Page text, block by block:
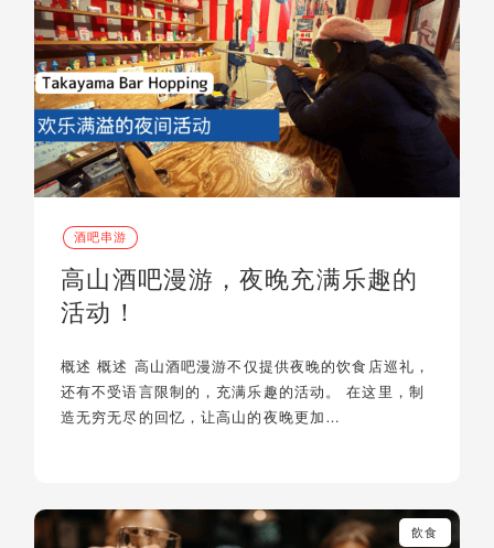
酒吧串游
高山酒吧漫游，夜晚充满乐趣的
活动！
概述 概述 高山酒吧漫游不仅提供夜晚的饮食店巡礼，
还有不受语言限制的，充满乐趣的活动。 在这里，制
造无穷无尽的回忆，让高山的夜晚更加…
飲食